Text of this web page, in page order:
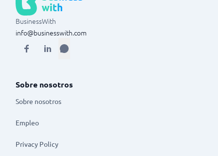
BusinessWith
info@businesswith.com
Sobre nosotros
Sobre nosotros
Empleo
Privacy Policy